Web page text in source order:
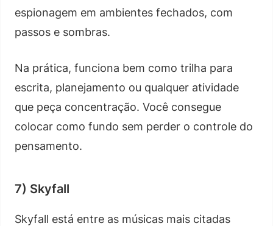
espionagem em ambientes fechados, com
passos e sombras.
Na prática, funciona bem como trilha para
escrita, planejamento ou qualquer atividade
que peça concentração. Você consegue
colocar como fundo sem perder o controle do
pensamento.
7) Skyfall
Skyfall está entre as músicas mais citadas